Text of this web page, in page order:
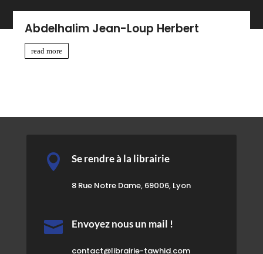
Abdelhalim Jean-Loup Herbert
read more
 Se rendre à la librairie
8 Rue Notre Dame, 69006, Lyon
 Envoyez nous un mail !
contact@librairie-tawhid.com